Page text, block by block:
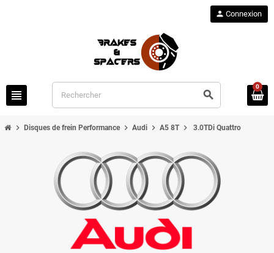
view_headline search
person Connexion
0
chevron_right Disques de frein Performance chevron_right Audi chevron_right A5 8T chevron_right 3.0TDi Quattro